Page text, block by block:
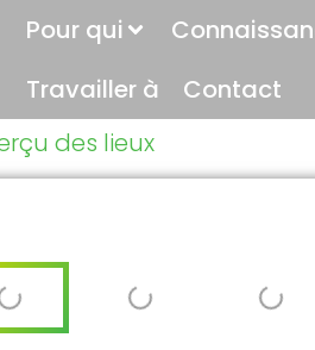
Pour qui
Travailler à
Contact
des lieux